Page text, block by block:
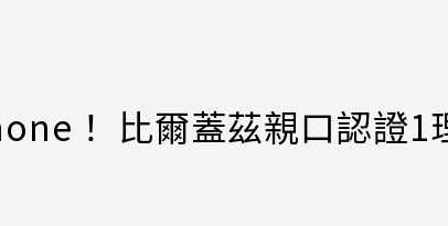
！ 比爾蓋茲親口認證1